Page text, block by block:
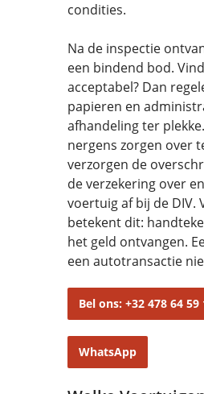
condities.
Na de inspectie
een bindend bod.
acceptabel? Dan
papieren en
afhandeling ter
nergens zorgen over
verzorgen de
de verzekering over
voertuig af bij de DIV.
betekent dit:
het geld ontvangen.
een autotransactie
Bel ons: +32 478 64 59
WhatsApp